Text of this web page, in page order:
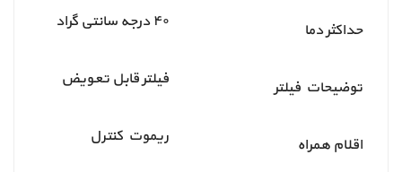
حداکثر دما ۴۰ درجه سانتی گراد
توضیحات فیلتر فیلتر قابل تعویض
اقلام همراه ریموت کنترل